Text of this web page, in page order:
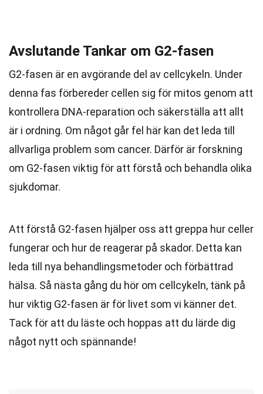
Avslutande Tankar om G2-fasen
G2-fasen är en avgörande del av cellcykeln. Under
denna fas förbereder cellen sig för mitos genom att
kontrollera DNA-reparation och säkerställa att allt
är i ordning. Om något går fel här kan det leda till
allvarliga problem som cancer. Därför är forskning
om G2-fasen viktig för att förstå och behandla olika
sjukdomar.
Att förstå G2-fasen hjälper oss att greppa hur celler
fungerar och hur de reagerar på skador. Detta kan
leda till nya behandlingsmetoder och förbättrad
hälsa. Så nästa gång du hör om cellcykeln, tänk på
hur viktig G2-fasen är för livet som vi känner det.
Tack för att du läste och hoppas att du lärde dig
något nytt och spännande!